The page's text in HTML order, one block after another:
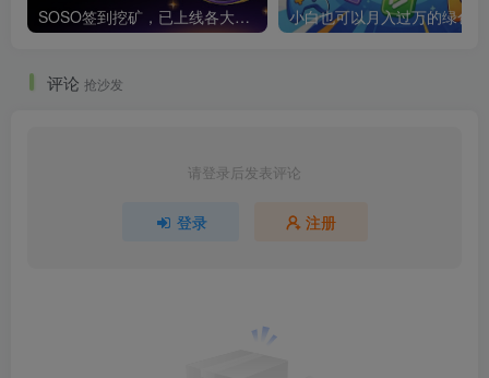
SOSO签到挖矿，已上线各大交易所 小白也可以月入过万的绿色
评论 抢沙发
请登录后发表评论
登录 注册